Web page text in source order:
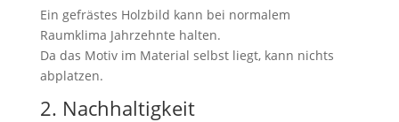
Ein gefrästes Holzbild kann bei normalem
Raumklima Jahrzehnte halten.
Da das Motiv im Material selbst liegt, kann nichts
abplatzen.
2. Nachhaltigkeit